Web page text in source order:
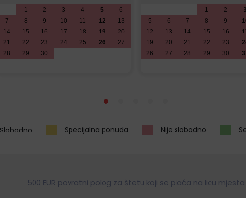
1 2 3 4 5
6
7
8 9 10 11 12
13
14
15 16 17 18 19
20
21
22 23 24 25 26
27
28
29 30
1 2 3
5
6 7 8 9
12
13 14 15 16
19
20 21 22 23
26
27 28 29 30
Slobodno Specijalna ponuda Nije slobodno
500 EUR povratni polog za štetu koji se plaća na licu mjesta